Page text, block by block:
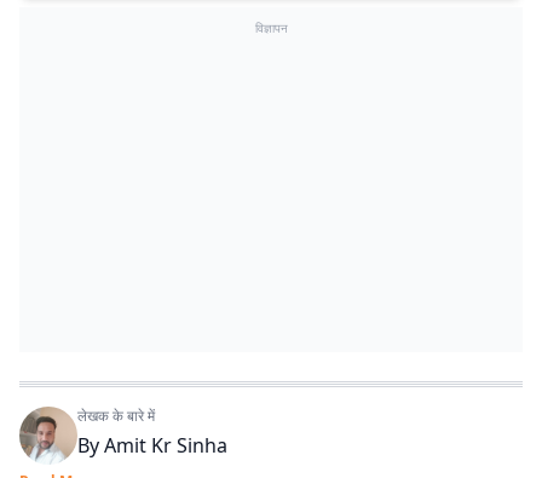
विज्ञापन
लेखक के बारे में
ByAmit Kr Sinha